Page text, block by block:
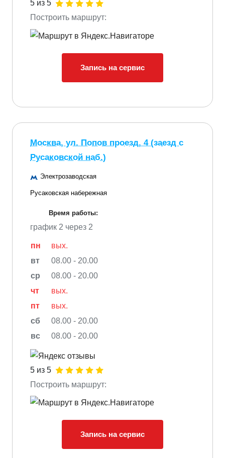
5 из 5
Построить маршрут:
Запись на сервис
Москва, ул. Попов проезд, 4 (заезд с
Русаковской наб.)
Электрозаводская
Русаковская набережная
Время работы:
график 2 через 2
пн
вых.
вт
08.00 - 20.00
ср
08.00 - 20.00
чт
вых.
пт
вых.
сб
08.00 - 20.00
вс
08.00 - 20.00
5 из 5
Построить маршрут:
Запись на сервис